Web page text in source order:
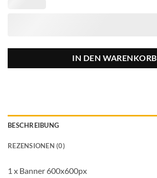
IN DEN WARENKORB
BESCHREIBUNG
REZENSIONEN (0)
1 x Banner 600x600px